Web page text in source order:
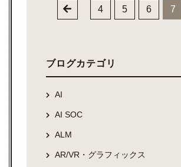
4 5 6 7
ブログカテゴリ
AI
AI SOC
ALM
AR/VR・グラフィックス